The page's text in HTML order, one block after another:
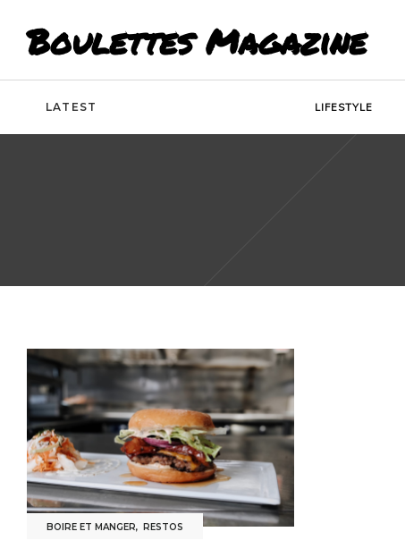
Boulettes Magazine
LATEST LIFESTYLE
BOIRE ET MANGER, RESTOS